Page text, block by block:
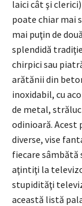
laici cât şi
poate chiar mai
mai puţin de
splendidă
chirpici sau
arătănii din
inoxidabil, cu
de metal,
odinioară.
diverse, vise
fiecare sâmbătă
aţintiţi la
stupidităţi
această listă